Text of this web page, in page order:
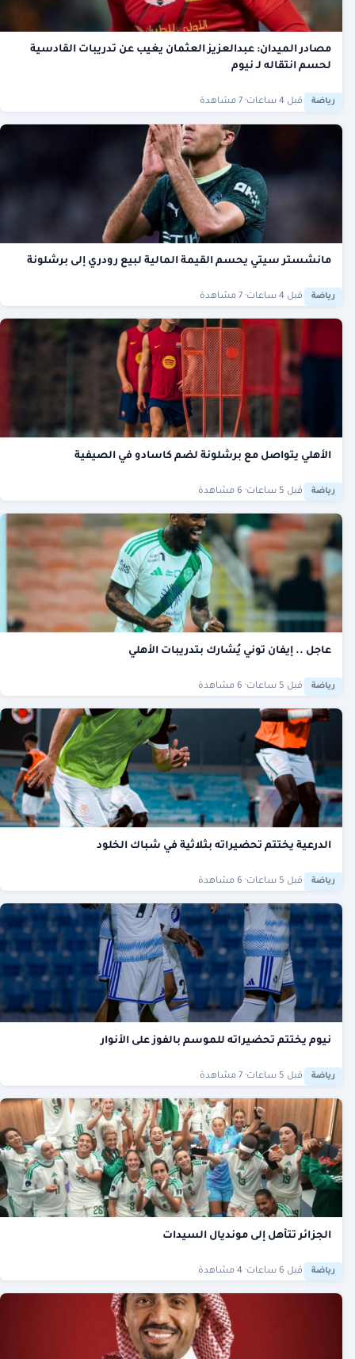
مصادر الميدان: عبدالعزيز العثمان يغيب عن تدريبات القادسية
لحسم انتقاله لـ نيوم
رياضة قبل 4 ساعات · 7 مشاهدة
مانشستر سيتي يحسم القيمة المالية لبيع رودري إلى برشلونة
رياضة قبل 4 ساعات · 7 مشاهدة
الأهلي يتواصل مع برشلونة لضم كاسادو في الصيفية
رياضة قبل 5 ساعات · 6 مشاهدة
عاجل .. إيفان توني يُشارك بتدريبات الأهلي
رياضة قبل 5 ساعات · 6 مشاهدة
الدرعية يختتم تحضيراته بثلاثية في شباك الخلود
رياضة قبل 5 ساعات · 6 مشاهدة
نيوم يختتم تحضيراته للموسم بالفوز على الأنوار
رياضة قبل 5 ساعات · 7 مشاهدة
الجزائر تتأهل إلى مونديال السيدات
رياضة قبل 6 ساعات · 4 مشاهدة